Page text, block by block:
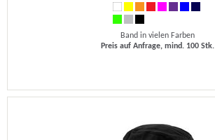
Band in vielen Farben
Preis auf Anfrage, mind. 100 Stk.